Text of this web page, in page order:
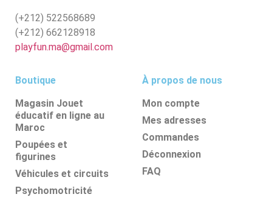
(+212) 522568689
(+212) 662128918
playfun.ma@gmail.com
Boutique
Magasin Jouet
éducatif en ligne au
Maroc
Poupées et
figurines
Véhicules et circuits
Psychomotricité
À propos de nous
Mon compte
Mes adresses
Commandes
Déconnexion
FAQ